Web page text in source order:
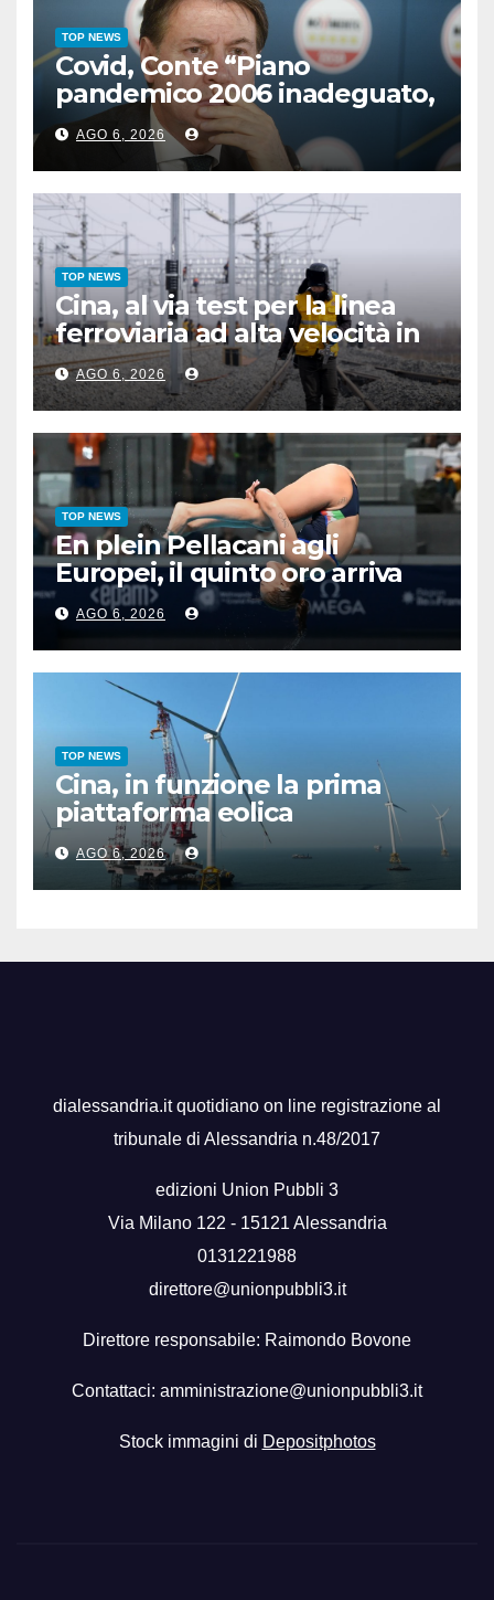
TOP NEWS
Covid, Conte “Piano
pandemico 2006 inadeguato,
virus senza precedenti”
AGO 6, 2026
TOP NEWS
Cina, al via test per la linea
ferroviaria ad alta velocità in
zona permafrost
AGO 6, 2026
TOP NEWS
En plein Pellacani agli
Europei, il quinto oro arriva
nel sincro con Pizzini
AGO 6, 2026
TOP NEWS
Cina, in funzione la prima
piattaforma eolica
galleggiante da 16 MW
AGO 6, 2026
dialessandria.it quotidiano on line registrazione al
tribunale di Alessandria n.48/2017
edizioni Union Pubbli 3
Via Milano 122 - 15121 Alessandria
0131221988
direttore@unionpubbli3.it
Direttore responsabile: Raimondo Bovone
Contattaci: amministrazione@unionpubbli3.it
Stock immagini di Depositphotos